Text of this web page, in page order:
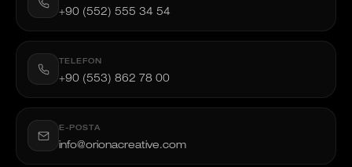
+90 (552) 555 34 54
TELEFON
+90 (553) 862 78 00
E-POSTA
info@orionacreative.com